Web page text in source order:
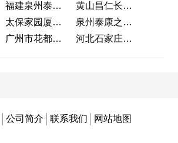
福建泉州泰康之家鲤园
黄山昌仁长者颐养中心
太保家园厦门国际颐养社区
泉州泰康之家鲤园
广州市花都区花山镇敬老院 河北石家庄泰康之家冀园
公司简介 联系我们 网站地图